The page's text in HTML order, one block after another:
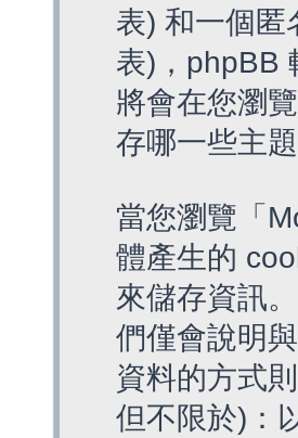
表) 和一個匿
表)，phpBB
將會在您瀏
存哪一些主
當您瀏覽「
體產生的
來儲存資訊
們僅會說明
資料的方式
但不限於)：